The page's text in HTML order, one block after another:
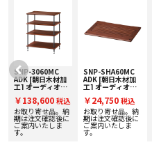
SNP-3060MC
ADK [朝日木材加
工] オーディオラ
Premium
Series】
￥138,600 税込
お取り寄せ品。納
期は注文確認後に
ご案内いたしま
す。
SNP-SHA60MC
ADK [朝日木材加
工] オーディオラ
3060MC追加棚板)
【Suoni
Premium
Series】
￥24,750 税込
お取り寄せ品。納
期は注文確認後に
ご案内いたしま
す。